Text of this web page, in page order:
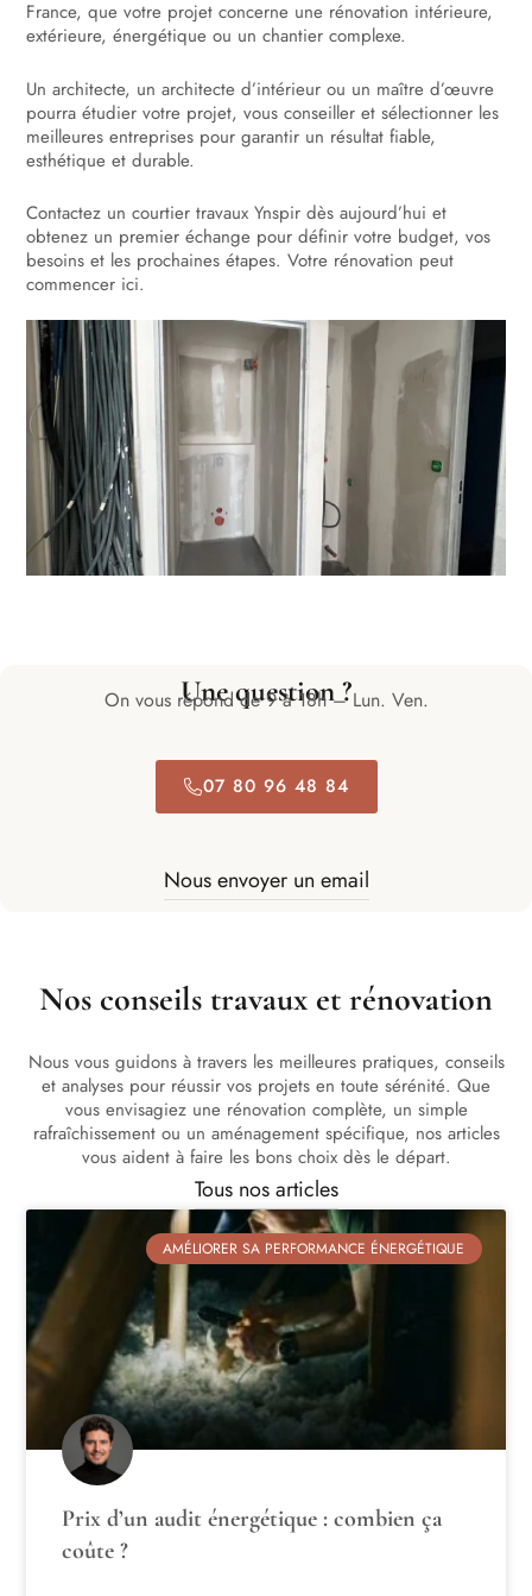
France, que votre projet concerne une rénovation intérieure,
extérieure, énergétique ou un chantier complexe.
Un architecte, un architecte d’intérieur ou un maître d’œuvre
pourra étudier votre projet, vous conseiller et sélectionner les
meilleures entreprises pour garantir un résultat fiable,
esthétique et durable.
Contactez un courtier travaux Ynspir dès aujourd’hui et
obtenez un premier échange pour définir votre budget, vos
besoins et les prochaines étapes. Votre rénovation peut
commencer ici.
Une question ?
On vous répond de 9 à 18h – Lun. Ven.
07 80 96 48 84
Nous envoyer un email
Nos conseils travaux et rénovation
Nous vous guidons à travers les meilleures pratiques, conseils
et analyses pour réussir vos projets en toute sérénité. Que
vous envisagiez une rénovation complète, un simple
rafraîchissement ou un aménagement spécifique, nos articles
vous aident à faire les bons choix dès le départ.
Tous nos articles
AMÉLIORER SA PERFORMANCE ÉNERGÉTIQUE
Prix d’un audit énergétique : combien ça
coûte ?